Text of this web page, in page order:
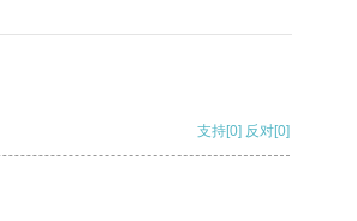
支持[0] 反对[0]